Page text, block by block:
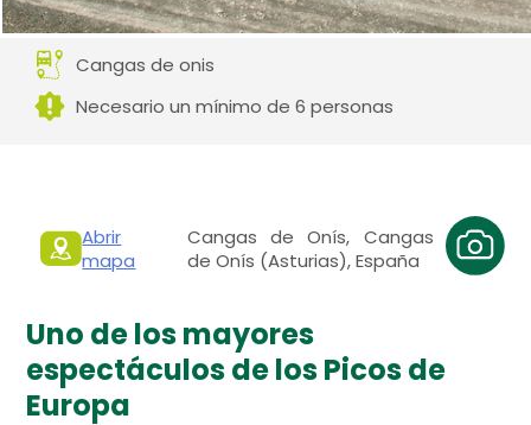
Cangas de onis
Necesario un mínimo de 6 personas
Abrir
mapa
Cangas de Onís, Cangas
de Onís (Asturias), España
Uno de los mayores
espectáculos de los Picos de
Europa